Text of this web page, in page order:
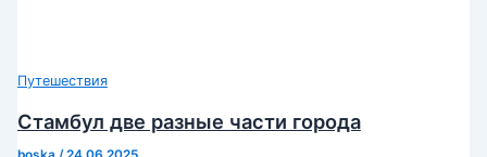
Путешествия
Стамбул две разные части города